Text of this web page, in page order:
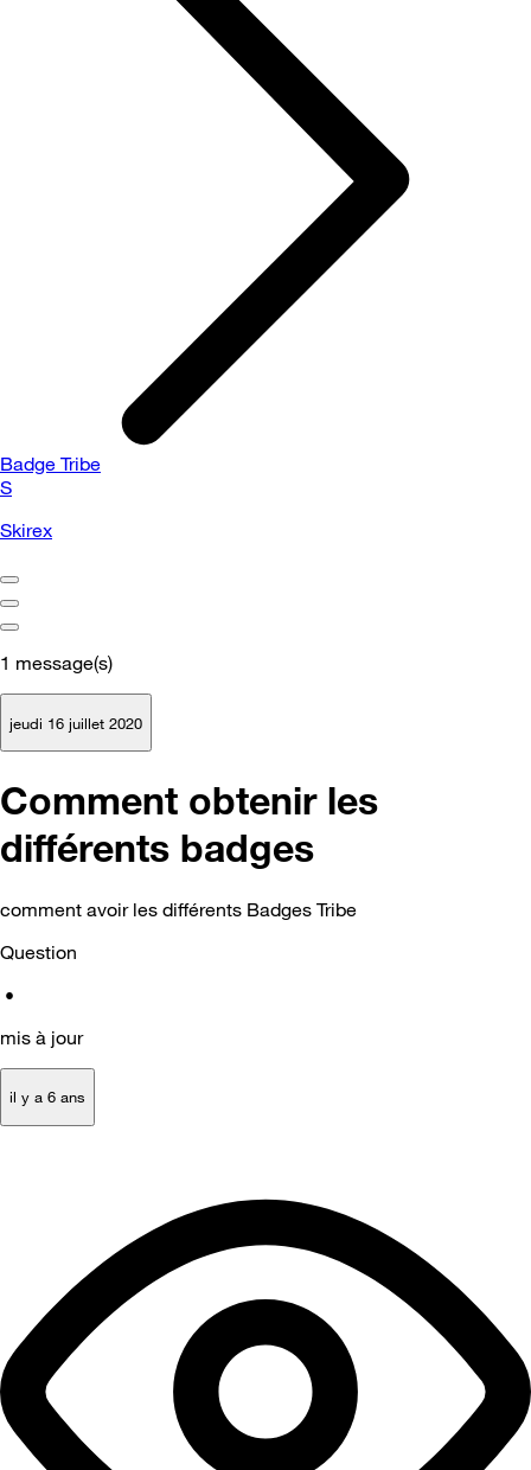
Badge Tribe
S
Skirex
1 message(s)
jeudi 16 juillet 2020
Comment obtenir les
différents badges
comment avoir les différents Badges Tribe
Question
•
mis à jour
il y a 6 ans